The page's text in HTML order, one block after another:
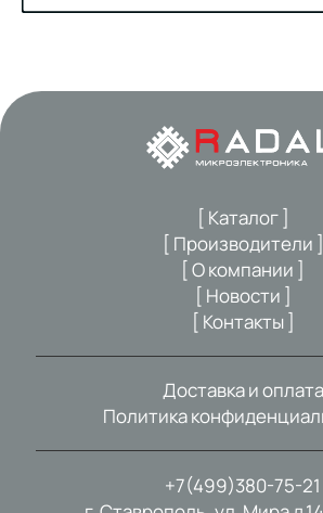
+7(499)380-75-21
[ Каталог ]
[ Производители ]
[ О компании ]
[ Новости ]
[ Контакты ]
Доставка и оплата
Политика